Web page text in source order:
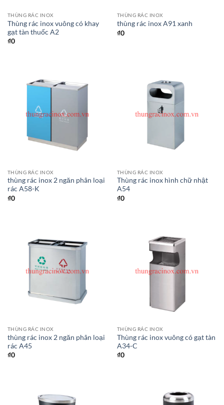
THÙNG RÁC INOX
Thùng rác inox vuông có khay
gạt tàn thuốc A2
₫0
THÙNG RÁC INOX
thùng rác inox A91 xanh
₫0
THÙNG RÁC INOX
thùng rác inox 2 ngăn phân loại
rác A58-K
₫0
THÙNG RÁC INOX
Thùng rác inox hình chữ nhật
A54
₫0
THÙNG RÁC INOX
thùng rác inox 2 ngăn phân loại
rác A45
₫0
THÙNG RÁC INOX
Thùng rác inox vuông có gạt tàn
A34-C
₫0